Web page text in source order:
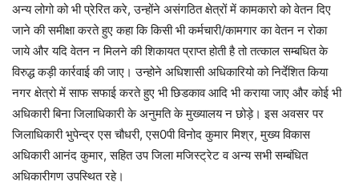
अन्य लोगो को भी प्रेरित करे, उन्होंने असंगठित क्षेत्रों में कामकारो को वेतन दिए
जाने की समीक्षा करते हुए कहा कि किसी भी कर्मचारी/कामगार का वेतन न रोका
जाये और यदि वेतन न मिलने की शिकायत प्राप्त होती है तो तत्काल सम्बधित के
विरुद्ध कड़ी कार्रवाई की जाए। उन्होने अधिशासी अधिकारियो को निर्देशित किया
नगर क्षेत्रो में साफ सफाई करते हुए भी छिडकाव आदि भी कराया जाए और कोई भी
अधिकारी बिना जिलाधिकारी के अनुमति के मुख्यालय न छोड़े। इस अवसर पर
जिलाधिकारी भुपेन्द्र एस चौधरी, एस0पी विनोद कुमार मिश्र, मुख्य विकास
अधिकारी आनंद कुमार, सहित उप जिला मजिस्ट्रेट व अन्य सभी सम्बंधित
अधिकारीगण उपस्थित रहे।